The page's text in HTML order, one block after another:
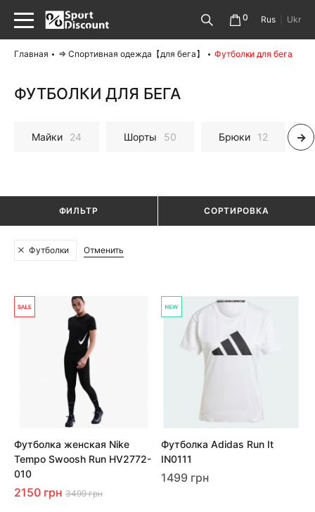
0 Rus Ukr
Главная ⇒ Спортивная одежда【для бега】 Футболки для бега
ФУТБОЛКИ ДЛЯ БЕГА
Майки 24 Шорты 50 Брюки 12
ФИЛЬТР СОРТИРОВКА
Футболки Отменить
Футболка женская Nike
Tempo Swoosh Run HV2772-
010
2150 грн 3499 грн
Футболка Adidas Run It
IN0111
1499 грн